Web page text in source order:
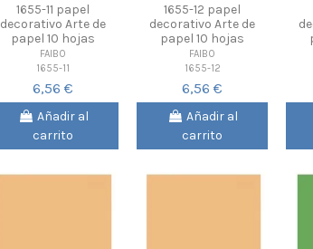
1655-11 papel
decorativo Arte de
papel 10 hojas
FAIBO
1655-11
6,56 €
Añadir al
carrito
1655-12 papel
decorativo Arte de
papel 10 hojas
FAIBO
1655-12
6,56 €
Añadir al
carrito